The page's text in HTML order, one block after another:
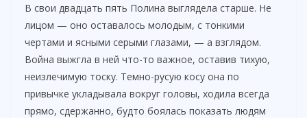
В свои двадцать пять Полина выглядела старше. Не
лицом — оно оставалось молодым, с тонкими
чертами и ясными серыми глазами, — а взглядом.
Война выжгла в ней что-то важное, оставив тихую,
неизлечимую тоску. Темно-русую косу она по
привычке укладывала вокруг головы, ходила всегда
прямо, сдержанно, будто боялась показать людям